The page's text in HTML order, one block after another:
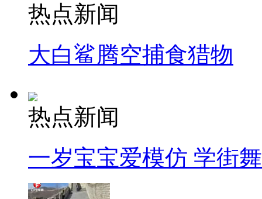
热点新闻
大白鲨腾空捕食猎物
热点新闻
一岁宝宝爱模仿 学街